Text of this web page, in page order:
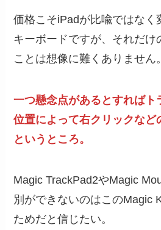
価格こそiPadが比喩ではなく
キーボードですが、それだけ
ことは想像に難くありません。
一つ懸念点があるとすればト
位置によって右クリックなど
というところ。
Magic TrackPad2やMagic
別ができないのはこのMagic
ためだと信じたい。